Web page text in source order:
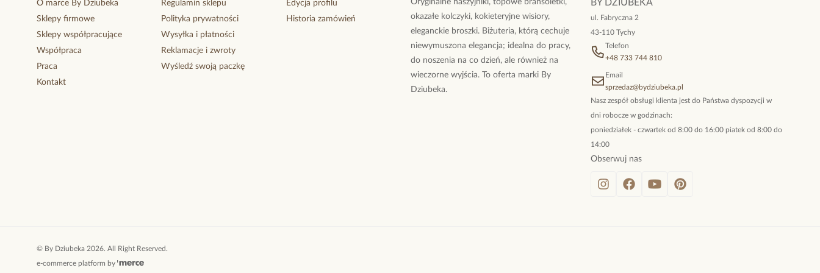
O marce By Dziubeka
Sklepy firmowe
Sklepy współpracujące
Współpraca
Praca
Kontakt
Regulamin sklepu
Polityka prywatności
Wysyłka i płatności
Reklamacje i zwroty
Wyśledź swoją paczkę
Edycja profilu
Historia zamówień
Oryginalne naszyjniki, topowe bransoletki,
okazałe kolczyki, kokieteryjne wisiory,
eleganckie broszki. Biżuteria, którą cechuje
niewymuszona elegancja; idealna do pracy,
do noszenia na co dzień, ale również na
wieczorne wyjścia. To oferta marki By
Dziubeka.
BY DZIUBEKA
ul. Fabryczna 2
43-110 Tychy
Telefon
+48 733 744 810
Email
sprzedaz@bydziubeka.pl
Nasz zespół obsługi klienta jest do Państwa dyspozycji w
dni robocze w godzinach:
poniedziałek - czwartek od 8:00 do 16:00 piatek od 8:00 do
14:00
Obserwuj nas
© By Dziubeka 2026. All Right Reserved.
e-commerce platform by